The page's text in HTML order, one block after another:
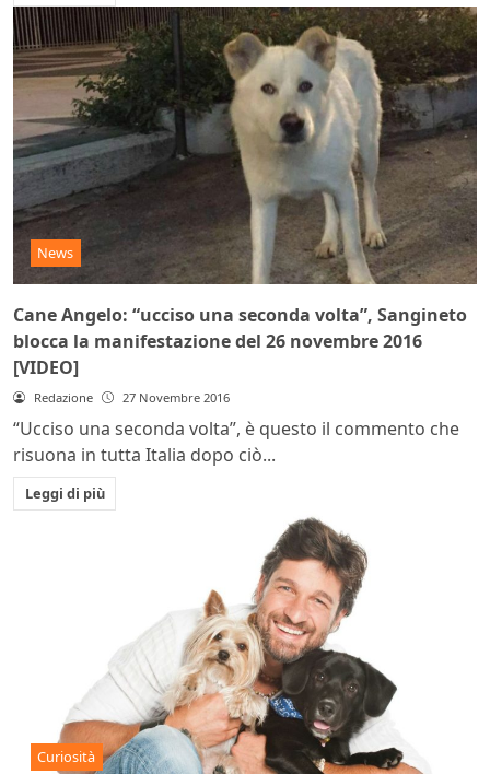
News
Cane Angelo: “ucciso una seconda volta”, Sangineto
blocca la manifestazione del 26 novembre 2016
[VIDEO]
Redazione 27 Novembre 2016
“Ucciso una seconda volta”, è questo il commento che
risuona in tutta Italia dopo ciò...
Leggi di più
Curiosità